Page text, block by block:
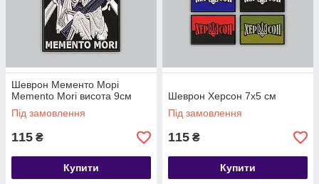
Шеврон Мементо Морі
Memento Mori висота 9см
Під замовлення
115 ₴
Купити
Шеврон Херсон 7х5 см
Під замовлення
115 ₴
Купити